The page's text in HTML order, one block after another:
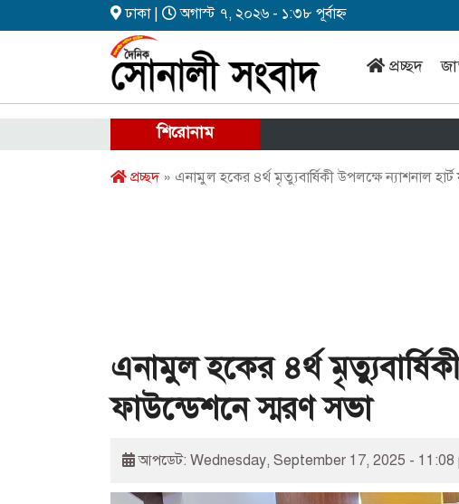
ঢাকা | অগাস্ট ৭, ২০২৬ - ১:৩৮ পূর্বাহ্ন
প্রচ্ছদ
শিরোনাম
প্রচ্ছদ» এনামুল হকের ৪র্থ মৃত্যুবার্ষিকী উপলক্ষে ন্যাশনাল
এনামুল হকের ৪র্থ
ফাউন্ডেশনে স্মরণ সভা
আপডেট: Wednesday, September 17, 2025 - 11:08